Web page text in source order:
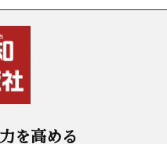
を高める